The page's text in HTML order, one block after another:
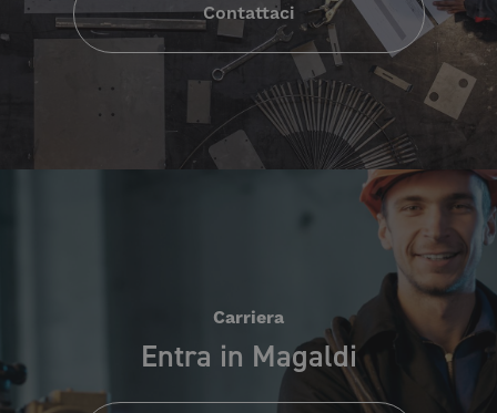
Contattaci
Carriera
Entra in Magaldi